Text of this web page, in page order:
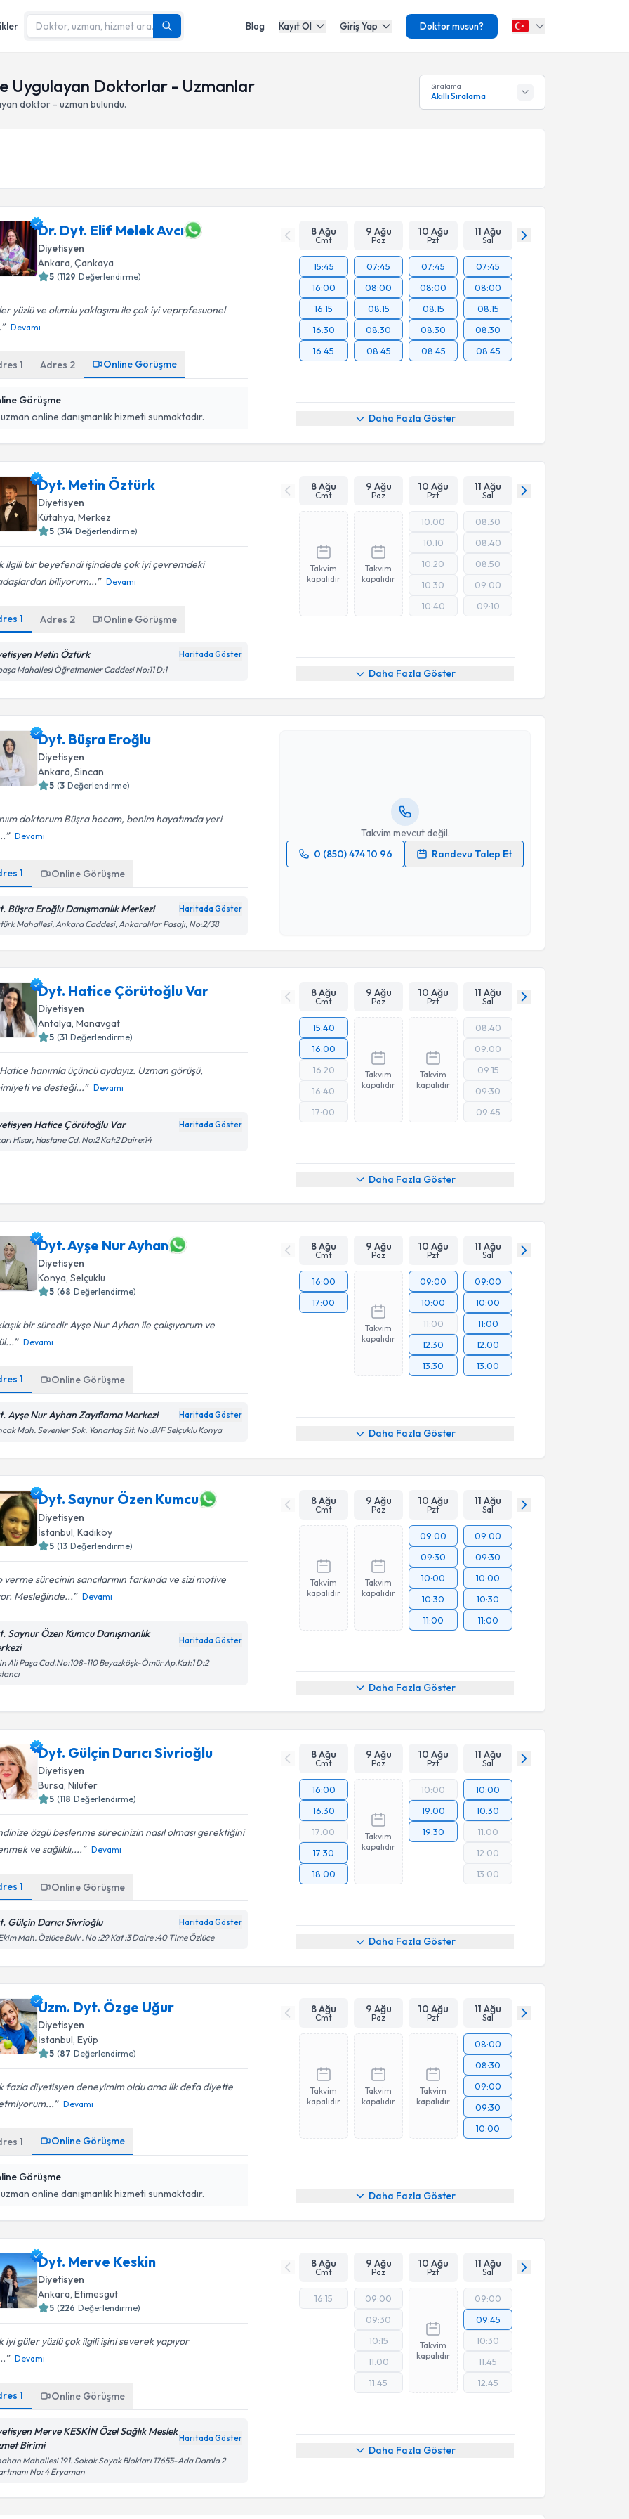
Blog Kayıt Ol Giriş Yap Doktor musun?
Uygulayan Doktorlar - Uzmanlar
doktor - uzman bulundu.
Sıralama
Akıllı Sıralama
Dr. Dyt. Elif Melek Avcı
Diyetisyen
Ankara,Çankaya
5 (1129 Değerlendirme)
yüzlü ve olumlu yaklaşımı ile çok iyi veprpfesuonel
Devamı
1 Adres 2 Online Görüşme
Görüşme
online danışmanlık hizmeti sunmaktadır.
8 Ağu
Cmt
9 Ağu
Paz
10 Ağu
Pzt
11 Ağu
Sal
15:45
16:00
16:15
16:30
16:45
07:45
08:00
08:15
08:30
08:45
07:45
08:00
08:15
08:30
08:45
07:45
08:00
08:15
08:30
08:45
Daha Fazla Göster
Dyt. Metin Öztürk
Diyetisyen
Kütahya,Merkez
5 (314 Değerlendirme)
ilgili bir beyefendi işindede çok iyi çevremdeki
biliyorum...
Devamı
1 Adres 2 Online Görüşme
Metin Öztürk Haritada Göster
Mahallesi Öğretmenler Caddesi No:11 D:1
8 Ağu
Cmt
9 Ağu
Paz
10 Ağu
Pzt
11 Ağu
Sal
Takvim
kapalıdır
Takvim
kapalıdır
10:00
10:10
10:20
10:30
10:40
08:30
08:40
08:50
09:00
09:10
Daha Fazla Göster
Dyt. Büşra Eroğlu
Diyetisyen
Ankara ,Sincan
5 (3 Değerlendirme)
doktorum Büşra hocam, benim hayatımda yeri
Devamı
1 Online Görüşme
Büşra Eroğlu Danışmanlık Merkezi Haritada Göster
Mahallesi, Ankara Caddesi, Ankaralılar Pasajı, No:2/38
Takvim mevcut değil.
0 (850) 474 10 96
Randevu Talep Et
Takvim Talebini Gönder
Dyt. Hatice Çörütoğlu Var
Diyetisyen
Antalya ,Manavgat
5 (31 Değerlendirme)
hanımla üçüncü aydayız. Uzman görüşü,
ve desteği...
Devamı
Hatice Çörütoğlu Var Haritada Göster
Hisar, Hastane Cd. No:2 Kat:2 Daire:14
8 Ağu
Cmt
9 Ağu
Paz
10 Ağu
Pzt
11 Ağu
Sal
15:40
16:00
16:20
16:40
17:00
Takvim
kapalıdır
Takvim
kapalıdır
08:40
09:00
09:15
09:30
09:45
Daha Fazla Göster
Dyt. Ayşe Nur Ayhan
Diyetisyen
Konya,Selçuklu
5 (68 Değerlendirme)
bir süredir Ayşe Nur Ayhan ile çalışıyorum ve
Devamı
1 Online Görüşme
Ayşe Nur Ayhan Zayıflama Merkezi Haritada Göster
Mah. Sevenler Sok. Yanartaş Sit. No :8/F Selçuklu Konya
8 Ağu
Cmt
9 Ağu
Paz
10 Ağu
Pzt
11 Ağu
Sal
16:00
17:00
Takvim
kapalıdır
09:00
10:00
11:00
12:30
13:30
09:00
10:00
11:00
12:00
13:00
Daha Fazla Göster
Dyt. Saynur Özen Kumcu
Diyetisyen
İstanbul ,Kadıköy
5 (13 Değerlendirme)
verme sürecinin sancılarının farkında ve sizi motive
Mesleğinde...
Devamı
Saynur Özen Kumcu Danışmanlık
Haritada Göster
Ali Paşa Cad.No:108-110 Beyazköşk-Ömür Ap.Kat:1 D:2
8 Ağu
Cmt
9 Ağu
Paz
10 Ağu
Pzt
11 Ağu
Sal
Takvim
kapalıdır
Takvim
kapalıdır
09:00
09:30
10:00
10:30
11:00
09:00
09:30
10:00
10:30
11:00
Daha Fazla Göster
Dyt. Gülçin Darıcı Sivrioğlu
Diyetisyen
Bursa,Nilüfer
5 (118 Değerlendirme)
özgü beslenme sürecinizin nasıl olması gerektiğini
ve sağlıklı,...
Devamı
1 Online Görüşme
Gülçin Darıcı Sivrioğlu Haritada Göster
Mah. Özlüce Bulv . No :29 Kat :3 Daire :40 Time Özlüce
8 Ağu
Cmt
9 Ağu
Paz
10 Ağu
Pzt
11 Ağu
Sal
16:00
16:30
17:00
17:30
18:00
Takvim
kapalıdır
10:00
19:00
19:30
10:00
10:30
11:00
12:00
13:00
Daha Fazla Göster
Uzm. Dyt. Özge Uğur
Diyetisyen
İstanbul ,Eyüp
5 (87 Değerlendirme)
fazla diyetisyen deneyimim oldu ama ilk defa diyette
Devamı
1 Online Görüşme
Görüşme
online danışmanlık hizmeti sunmaktadır.
8 Ağu
Cmt
9 Ağu
Paz
10 Ağu
Pzt
11 Ağu
Sal
Takvim
kapalıdır
Takvim
kapalıdır
Takvim
kapalıdır
08:00
08:30
09:00
09:30
10:00
Daha Fazla Göster
Dyt. Merve Keskin
Diyetisyen
Ankara ,Etimesgut
5 (226 Değerlendirme)
iyi güler yüzlü çok ilgili işini severek yapıyor
Devamı
1 Online Görüşme
Merve KESKİN Özel Sağlık Meslek
Birimi
Haritada Göster
Mahallesi 191. Sokak Soyak Blokları 17655-Ada Damla 2
No: 4 Eryaman
8 Ağu
Cmt
9 Ağu
Paz
10 Ağu
Pzt
11 Ağu
Sal
16:15
09:00
09:30
10:15
11:00
11:45
Takvim
kapalıdır
09:00
09:45
10:30
11:45
12:45
Daha Fazla Göster